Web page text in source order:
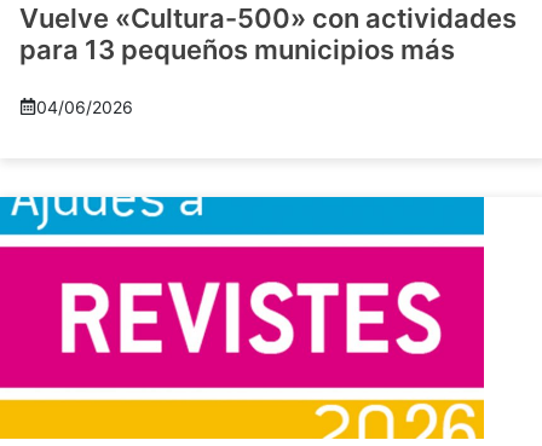
Vuelve «Cultura-500» con actividades
para 13 pequeños municipios más
04/06/2026